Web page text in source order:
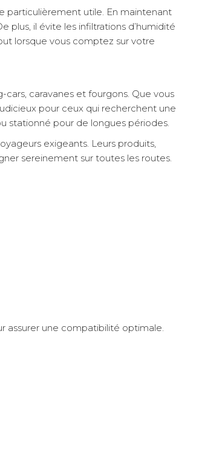
particulièrement utile. En maintenant
plus, il évite les infiltrations d’humidité
lorsque vous comptez sur votre
caravanes et fourgons. Que vous
pour ceux qui recherchent une
stationné pour de longues périodes.
exigeants. Leurs produits,
sereinement sur toutes les routes.
assurer une compatibilité optimale.